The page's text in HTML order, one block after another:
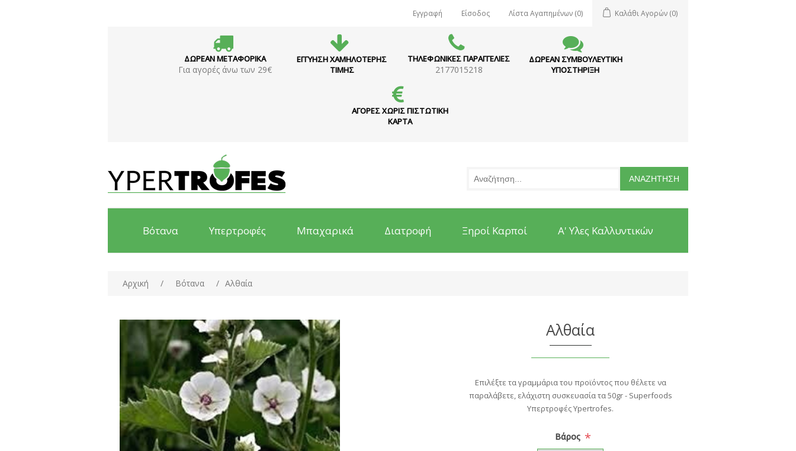
Εγγραφή Είσοδος Λίστα Αγαπημένων (0) Καλάθι Αγορών (0)
ΔΩΡΕΑΝ ΜΕΤΑΦΟΡΙΚΑ
Για αγορές άνω των 29€
ΕΓΓΥΗΣΗ ΧΑΜΗΛΟΤΕΡΗΣ
ΤΙΜΗΣ
ΤΗΛΕΦΩΝΙΚΕΣ ΠΑΡΑΓΓΕΛΙΕΣ
2177015218
ΔΩΡΕΑΝ ΣΥΜΒΟΥΛΕΥΤΙΚΗ
ΥΠΟΣΤΗΡΙΞΗ
ΑΓΟΡΕΣ ΧΩΡΙΣ ΠΙΣΤΩΤΙΚΗ
ΚΑΡΤΑ
Βότανα Υπερτροφές Μπαχαρικά Διατροφή Ξηροί Καρποί Α' Υλες Καλλυντικών
Αρχική / Βότανα / Αλθαία
Αλθαία
Επιλέξτε τα γραμμάρια του προϊόντος που θέλετε να
παραλάβετε, ελάχιστη συσκευασία τα 50gr - Superfoods
Υπερτροφές Ypertrofes.
Βάρος *